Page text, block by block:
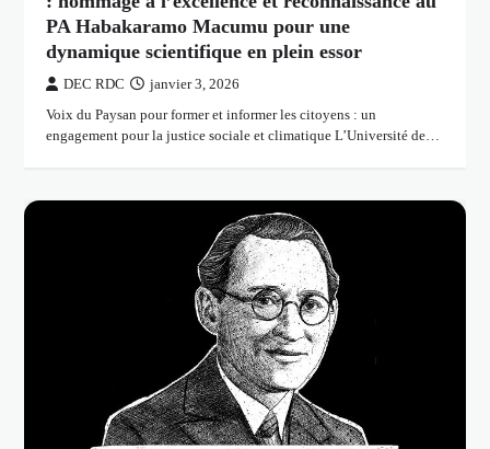
PA Habakaramo Macumu pour une
dynamique scientifique en plein essor
DEC RDC janvier 3, 2026
Voix du Paysan pour former et informer les citoyens : un
engagement pour la justice sociale et climatique L’Université de…